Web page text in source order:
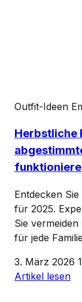
Outfit-Ideen
Herbstliche
Entdecken
für 2025.
Sie
für jede
3. März 2026
Artikel lesen